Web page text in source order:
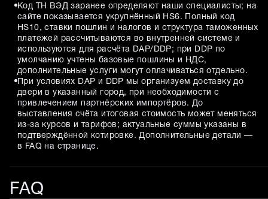
Код ТН ВЭД заранее определяют наши специалисты; на
сайте показывается укрупнённый HS6. Полный код
HS10, ставки пошлин и налогов и структура таможенных
платежей рассчитываются во внутренней системе и
используются для расчёта DAP/DDP; при DDP по
умолчанию учтены базовые пошлины и НДС,
дополнительные услуги могут оплачиваться отдельно.
При условиях DAP и DDP мы организуем доставку до
двери в указанный город, при необходимости с
привлечением партнёрских импортёров. До
выставления счёта итоговая стоимость может меняться
из-за курсов и тарифов; актуальные суммы указаны в
подтверждённой котировке. Дополнительные детали —
в FAQ на странице.
FAQ